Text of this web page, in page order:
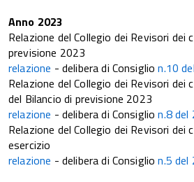
Anno 2023
Relazione del Collegio dei Revisori dei
previsione 2023
relazione - delibera di Consiglion.10
Relazione del Collegio dei Revisori
del Bilancio di previsione 2023
relazione - delibera di Consiglion.8 del
Relazione del Collegio dei Revisori dei
esercizio
relazione - delibera di Consiglion.5 del